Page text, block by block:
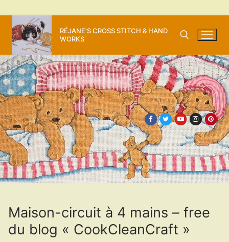
contenu
RÉJANE’S CROSS STITCH & HAND
WORKS
Rechercher :
Maison-circuit à 4 mains – free
du blog « CookCleanCraft »